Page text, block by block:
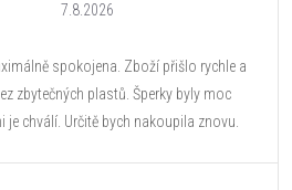
7.8.2026
spokojena. Zboží přišlo rychle a
zbytečných plastů. Šperky byly moc
je chválí. Určitě bych nakoupila znovu.